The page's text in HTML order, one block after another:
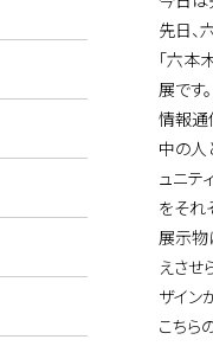
先日、
「六本
展です。
情報通
中の人
ュニテ
をそれ
展示物
えさせ
ザイン
こちら